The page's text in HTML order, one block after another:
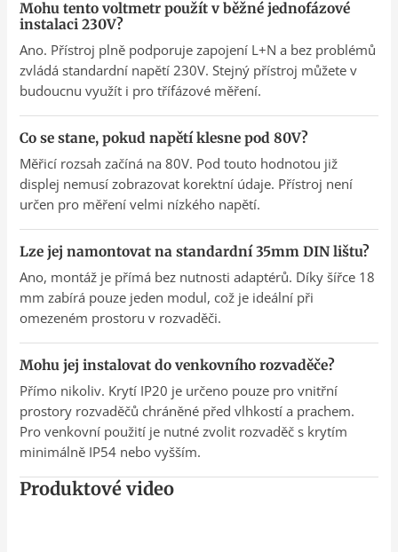
Mohu tento voltmetr použít v běžné jednofázové
instalaci 230V?
Ano. Přístroj plně podporuje zapojení L+N a bez problémů
zvládá standardní napětí 230V. Stejný přístroj můžete v
budoucnu využít i pro třífázové měření.
Co se stane, pokud napětí klesne pod 80V?
Měřicí rozsah začíná na 80V. Pod touto hodnotou již
displej nemusí zobrazovat korektní údaje. Přístroj není
určen pro měření velmi nízkého napětí.
Lze jej namontovat na standardní 35mm DIN lištu?
Ano, montáž je přímá bez nutnosti adaptérů. Díky šířce 18
mm zabírá pouze jeden modul, což je ideální při
omezeném prostoru v rozvaděči.
Mohu jej instalovat do venkovního rozvaděče?
Přímo nikoliv. Krytí IP20 je určeno pouze pro vnitřní
prostory rozvaděčů chráněné před vlhkostí a prachem.
Pro venkovní použití je nutné zvolit rozvaděč s krytím
minimálně IP54 nebo vyšším.
Produktové video